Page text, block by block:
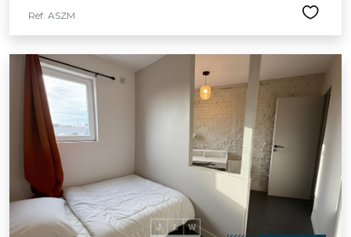
Réf. ASZM